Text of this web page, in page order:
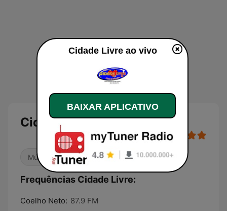
Cidade Livre
Música Brasileira
Frequências Cidade Livre:
Coelho Neto: 87.9 FM
Cidade Livre ao vivo
BAIXAR APLICATIVO